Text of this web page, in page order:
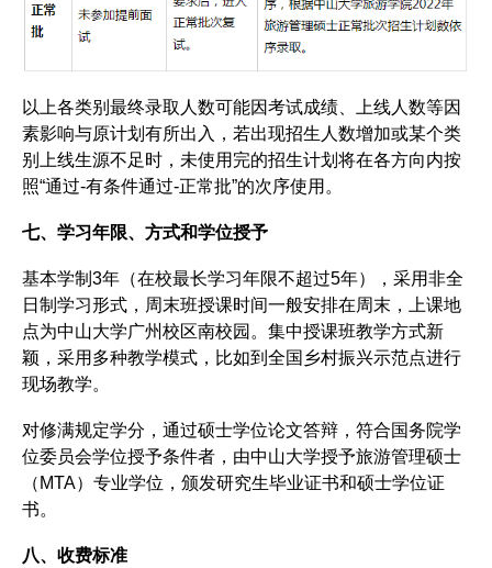
以上各类别最终录取人数可能因考试成绩、上线人数等因
素影响与原计划有所出入，若出现招生人数增加或某个类
别上线生源不足时，未使用完的招生计划将在各方向内按
照“通过-有条件通过-正常批”的次序使用。
七、学习年限、方式和学位授予
基本学制3年（在校最长学习年限不超过5年），采用非全
日制学习形式，周末班授课时间一般安排在周末，上课地
点为中山大学广州校区南校园。集中授课班教学方式新
颖，采用多种教学模式，比如到全国乡村振兴示范点进行
现场教学。
对修满规定学分，通过硕士学位论文答辩，符合国务院学
位委员会学位授予条件者，由中山大学授予旅游管理硕士
（MTA）专业学位，颁发研究生毕业证书和硕士学位证
书。
八、收费标准